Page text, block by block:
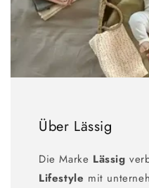
Über Lässig
Die Marke Lässig
Lifestyle mit